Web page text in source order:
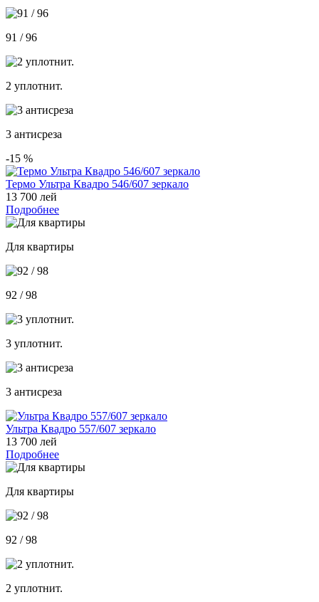
91 / 96
2 уплотнит.
3 антисреза
-15 %
Термо Ультра Квадро 546/607 зеркало
13 700 лей
Подробнее
Для квартиры
92 / 98
3 уплотнит.
3 антисреза
Ультра Квадро 557/607 зеркало
13 700 лей
Подробнее
Для квартиры
92 / 98
2 уплотнит.